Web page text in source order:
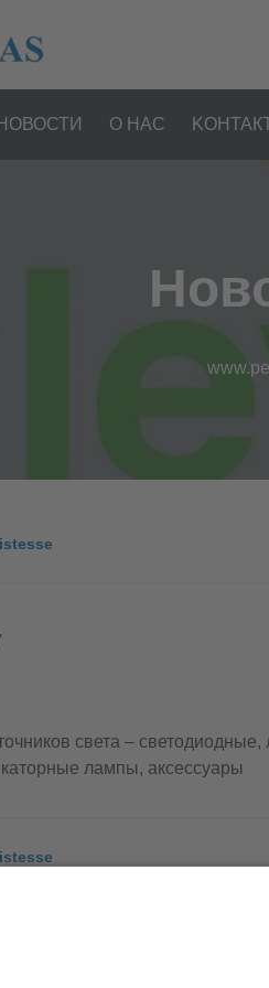
НОВОСТИ О НАС
света –
лампы, аксессуары